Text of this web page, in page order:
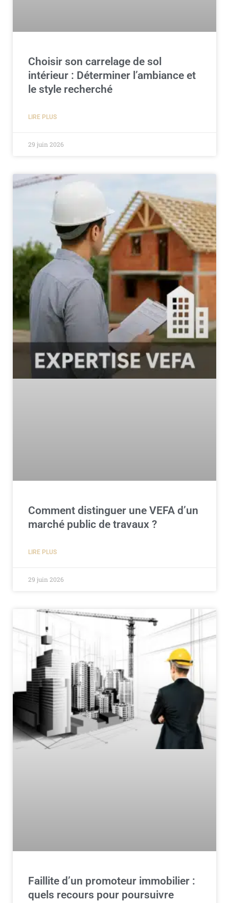
Choisir son carrelage de sol
intérieur : Déterminer l’ambiance et
le style recherché
LIRE PLUS
29 juin 2026
Comment distinguer une VEFA d’un
marché public de travaux ?
LIRE PLUS
29 juin 2026
Faillite d’un promoteur immobilier :
quels recours pour poursuivre